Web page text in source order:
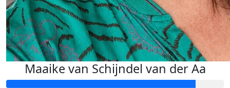
Maaike van Schijndel van der Aa